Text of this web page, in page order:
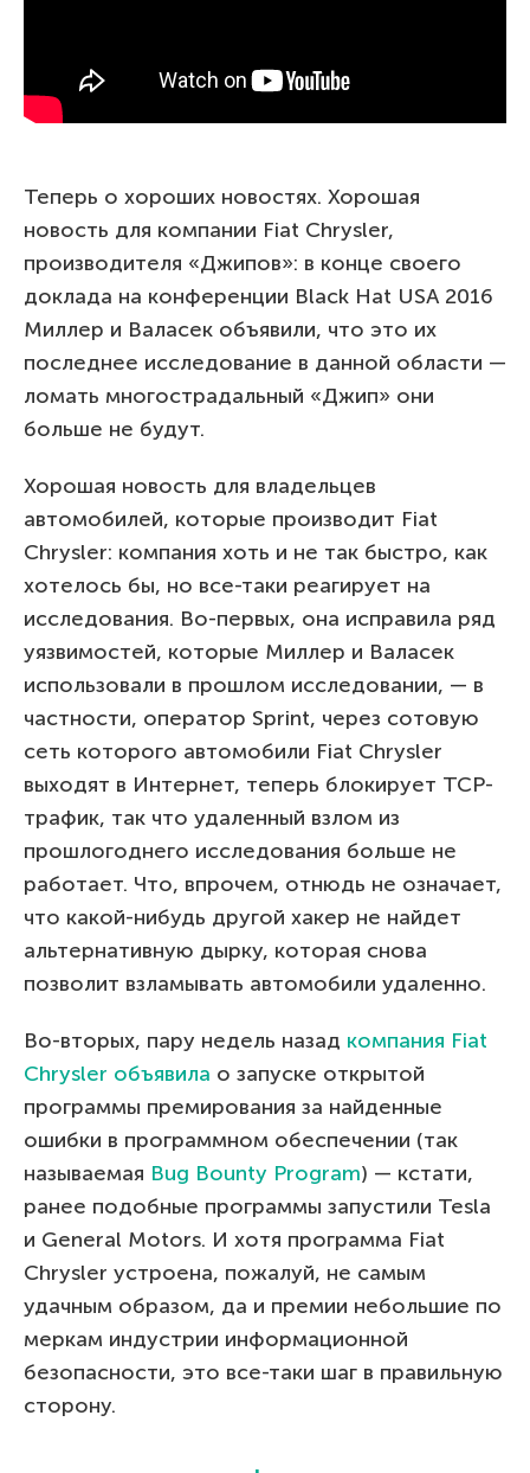
Теперь о хороших новостях. Хорошая
новость для компании Fiat Chrysler,
производителя «Джипов»: в конце своего
доклада на конференции Black Hat USA 2016
Миллер и Валасек объявили, что это их
последнее исследование в данной области —
ломать многострадальный «Джип» они
больше не будут.
Хорошая новость для владельцев
автомобилей, которые производит Fiat
Chrysler: компания хоть и не так быстро, как
хотелось бы, но все-таки реагирует на
исследования. Во-первых, она исправила ряд
уязвимостей, которые Миллер и Валасек
использовали в прошлом исследовании, — в
частности, оператор Sprint, через сотовую
сеть которого автомобили Fiat Chrysler
выходят в Интернет, теперь блокирует TCP-
трафик, так что удаленный взлом из
прошлогоднего исследования больше не
работает. Что, впрочем, отнюдь не означает,
что какой-нибудь другой хакер не найдет
альтернативную дырку, которая снова
позволит взламывать автомобили удаленно.
Во-вторых, пару недель назад компания Fiat
Chrysler объявила о запуске открытой
программы премирования за найденные
ошибки в программном обеспечении (так
называемая Bug Bounty Program) — кстати,
ранее подобные программы запустили Tesla
и General Motors. И хотя программа Fiat
Chrysler устроена, пожалуй, не самым
удачным образом, да и премии небольшие по
меркам индустрии информационной
безопасности, это все-таки шаг в правильную
сторону.